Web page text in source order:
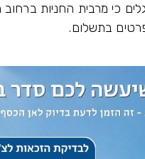
כי מרבית החניות
פרטים בתשלום.